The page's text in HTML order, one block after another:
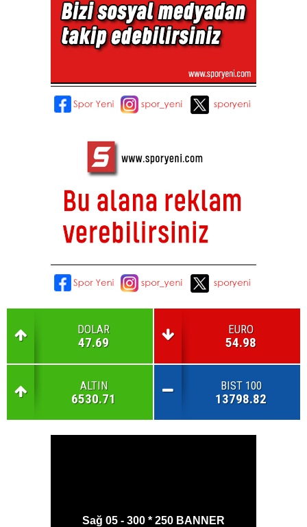
DOLAR
47.69
EURO
54.98
ALTIN
6530.71
BIST 100
13798.82
Sağ 05 - 300 * 250 BANNER